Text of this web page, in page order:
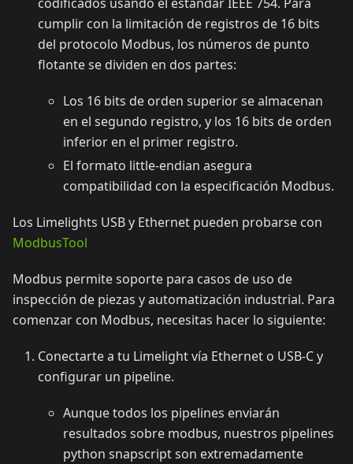
cumplir con la limitación de registros de 16 bits
del protocolo Modbus, los números de punto
flotante se dividen en dos partes:
Los 16 bits de orden superior se almacenan
en el segundo registro, y los 16 bits de orden
inferior en el primer registro.
El formato little-endian asegura
compatibilidad con la especificación Modbus.
Los Limelights USB y Ethernet pueden probarse con
ModbusTool
Modbus permite soporte para casos de uso de
inspección de piezas y automatización industrial. Para
comenzar con Modbus, necesitas hacer lo siguiente:
Conectarte a tu Limelight vía Ethernet o USB-C y
configurar un pipeline.
Aunque todos los pipelines enviarán
resultados sobre modbus, nuestros pipelines
python snapscript son extremadamente